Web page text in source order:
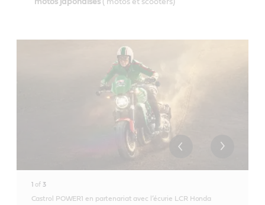
motos japonaises ( motos et scooters)
1 of 3
Castrol POWER1 en partenariat avec l’écurie LCR Honda